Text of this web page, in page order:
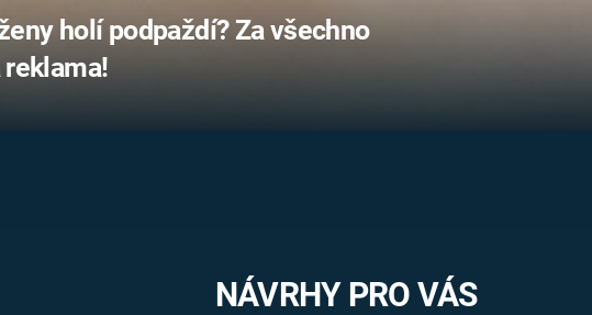
holí podpaždí? Za všechno
NÁVRHY PRO VÁS